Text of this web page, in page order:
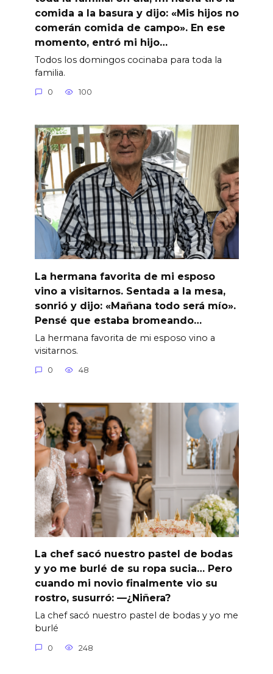
comida a la basura y dijo: «Mis hijos no
comerán comida de campo». En ese
momento, entró mi hijo…
Todos los domingos cocinaba para toda la
familia.
0 100
La hermana favorita de mi esposo
vino a visitarnos. Sentada a la mesa,
sonrió y dijo: «Mañana todo será mío».
Pensé que estaba bromeando…
La hermana favorita de mi esposo vino a
visitarnos.
0 48
La chef sacó nuestro pastel de bodas
y yo me burlé de su ropa sucia… Pero
cuando mi novio finalmente vio su
rostro, susurró: —¿Niñera?
La chef sacó nuestro pastel de bodas y yo me
burlé
0 248